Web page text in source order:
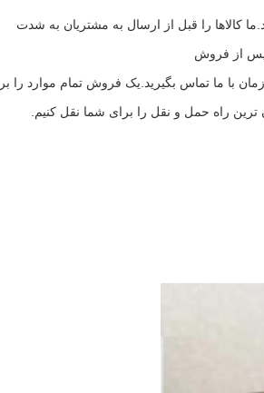
کالاها را قبل از ارسال به مشتریان به شدت
با ما تماس بگیرید.یک فروش تمام موارد را